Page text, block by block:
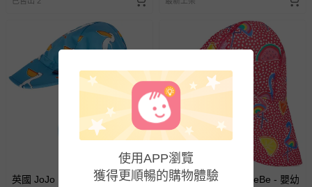
英國 JoJo Maman BeBe - 嬰幼
英國 JoJo Maman BeBe - 嬰幼
使用APP瀏覽
獲得更順暢的購物體驗